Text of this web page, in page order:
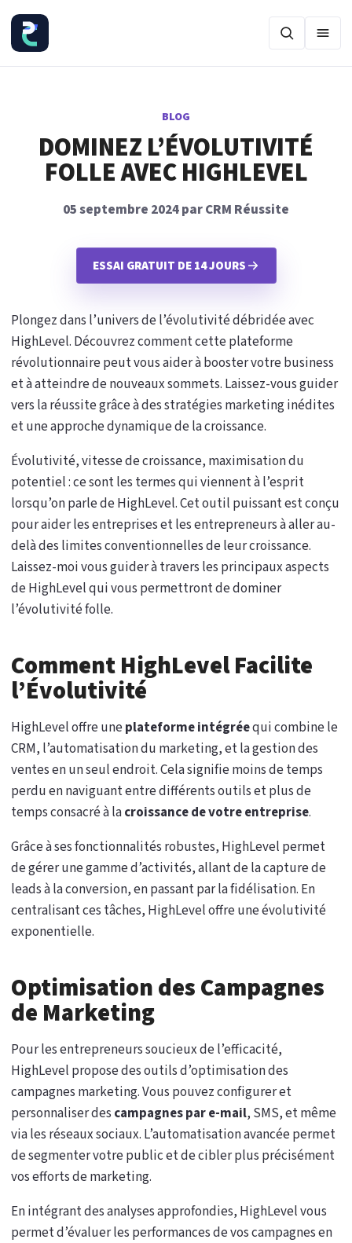
BLOG
DOMINEZ L’ÉVOLUTIVITÉ
FOLLE AVEC HIGHLEVEL
05 septembre 2024 par CRM Réussite
ESSAI GRATUIT DE 14 JOURS
Plongez dans l’univers de l’évolutivité débridée avec
HighLevel. Découvrez comment cette plateforme
révolutionnaire peut vous aider à booster votre business
et à atteindre de nouveaux sommets. Laissez-vous guider
vers la réussite grâce à des stratégies marketing inédites
et une approche dynamique de la croissance.
Évolutivité, vitesse de croissance, maximisation du
potentiel : ce sont les termes qui viennent à l’esprit
lorsqu’on parle de HighLevel. Cet outil puissant est conçu
pour aider les entreprises et les entrepreneurs à aller au-
delà des limites conventionnelles de leur croissance.
Laissez-moi vous guider à travers les principaux aspects
de HighLevel qui vous permettront de dominer
l’évolutivité folle.
Comment HighLevel Facilite
l’Évolutivité
HighLevel offre uneplateforme intégréequi combine le
CRM, l’automatisation du marketing, et la gestion des
ventes en un seul endroit. Cela signifie moins de temps
perdu en naviguant entre différents outils et plus de
temps consacré à lacroissance de votre entreprise.
Grâce à ses fonctionnalités robustes, HighLevel permet
de gérer une gamme d’activités, allant de la capture de
leads à la conversion, en passant par la fidélisation. En
centralisant ces tâches, HighLevel offre une évolutivité
exponentielle.
Optimisation des Campagnes
de Marketing
Pour les entrepreneurs soucieux de l’efficacité,
HighLevel propose des outils d’optimisation des
campagnes marketing. Vous pouvez configurer et
personnaliser des campagnes par e-mail, SMS, et même
via les réseaux sociaux. L’automatisation avancée permet
de segmenter votre public et de cibler plus précisément
vos efforts de marketing.
En intégrant des analyses approfondies, HighLevel vous
permet d’évaluer les performances de vos campagnes en